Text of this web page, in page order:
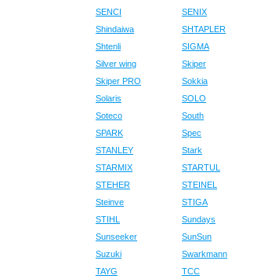
SENCI
SENIX
Shindaiwa
SHTAPLER
Shtenli
SIGMA
Silver wing
Skiper
Skiper PRO
Sokkia
Solaris
SOLO
Soteco
South
SPARK
Spec
STANLEY
Stark
STARMIX
STARTUL
STEHER
STEINEL
Steinve
STIGA
STIHL
Sundays
Sunseeker
SunSun
Suzuki
Swarkmann
TAYG
TCC